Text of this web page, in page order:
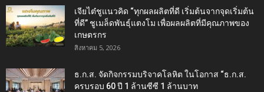
เจียไต๋ชูแนวคิด “ทุกผลผลิตที่ดี เริ่มต้นจากจุดเริ่มต้น
ที่ดี” ชูเมล็ดพันธุ์แตงโม เพื่อผลผลิตที่มีคุณภาพของ
เกษตรกร
สิงหาคม 5, 2026
ธ.ก.ส. จัดกิจกรรมบริจาคโลหิต ในโอกาส “ธ.ก.ส.
ครบรอบ 60 ปี 1 ล้านซีซี 1 ล้านบาท